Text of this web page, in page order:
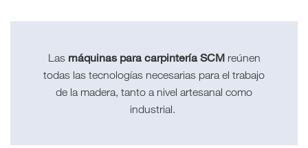
Las máquinas para carpintería SCMreúnen
todas las tecnologías necesarias para el trabajo
de la madera, tanto a nivel artesanal como
industrial.